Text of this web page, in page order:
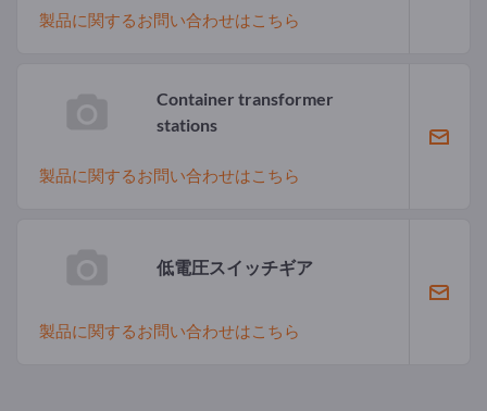
製品に関するお問い合わせはこちら
Container transformer
stations
製品に関するお問い合わせはこちら
低電圧スイッチギア
製品に関するお問い合わせはこちら